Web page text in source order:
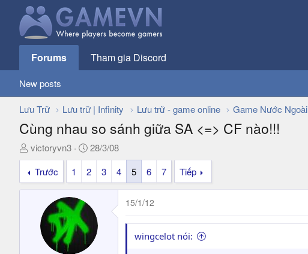
Forums Tham gia Discord
New posts
Lưu Trữ Lưu trữ | Infinity Lưu trữ - game online Game Nước Ngoài
Cùng nhau so sánh giữa SA <=> CF nào!!!
T
h
e
victoryvn3
N
g
à
y
ử
28/3/08
Trước
1 2 3 4 5 6 7 Tiếp
15/1/12
wingcelot nói: